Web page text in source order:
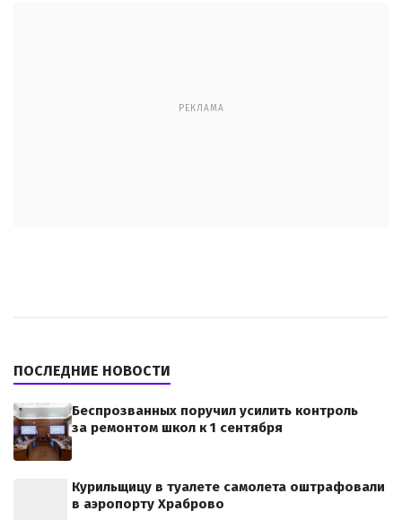
РЕКЛАМА
ПОСЛЕДНИЕ НОВОСТИ
Беспрозванных поручил усилить контроль
за ремонтом школ к 1 сентября
Курильщицу в туалете самолета оштрафовали
в аэропорту Храброво